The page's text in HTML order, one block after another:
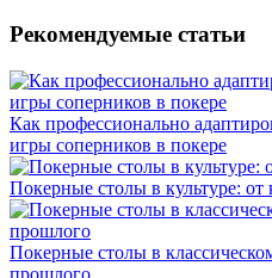
Рекомендуемые статьи
Как профессионально
игры соперников в покере
Покерные столы в культуре:
Покерные столы в
прошлого